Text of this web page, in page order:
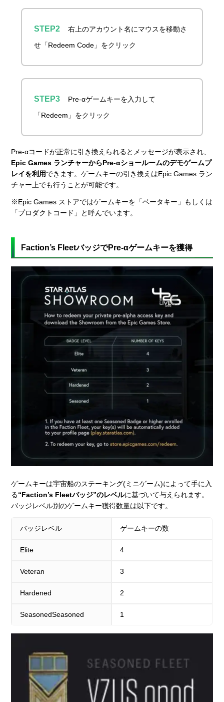
右上のアカウント名にマウスを移動さ
せ「Redeem Code」をクリック
Pre-αゲームキーを入力して
「Redeem」をクリック
Pre-αコードが正常に引き換えられるとメッセージが表示され、
Epic Games ランチャーからPre-αショールームのデモゲームプ
レイを利用できます。ゲームキーの引き換えはEpic Games ラン
チャー上でも行うことが可能です。
※Epic Games ストアではゲームキーを「ベータキー」もしくは
「プロダクトコード」と呼んでいます。
Faction’s FleetバッジでPre-αゲームキーを獲得
ゲームキーは宇宙船のステーキング(ミニゲーム)によって手に入
る“Faction’s Fleetバッジ”のレベルに基づいて与えられます。
バッジレベル別のゲームキー獲得数量は以下です。
バッジレベル ゲームキーの数
Elite 4
Veteran 3
Hardened 2
SeasonedSeasoned 1